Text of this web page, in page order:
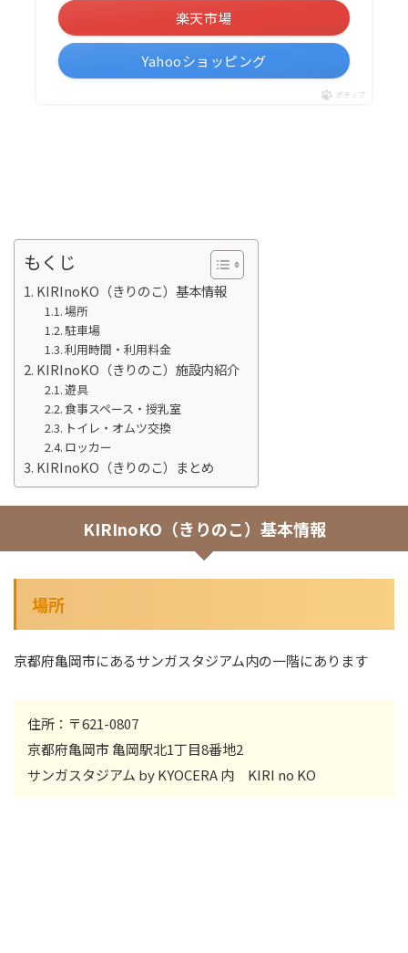
楽天市場
Yahooショッピング
ポチップ
もくじ
KIRInoKO（きりのこ）基本情報
場所
駐車場
利用時間・利用料金
KIRInoKO（きりのこ）施設内紹介
遊具
食事スペース・授乳室
トイレ・オムツ交換
ロッカー
KIRInoKO（きりのこ）まとめ
KIRInoKO（きりのこ）基本情報
場所
京都府亀岡市にあるサンガスタジアム内の一階にあります
住所：〒621-0807
京都府亀岡市 亀岡駅北1丁目8番地2
サンガスタジアム by KYOCERA 内 KIRI no KO